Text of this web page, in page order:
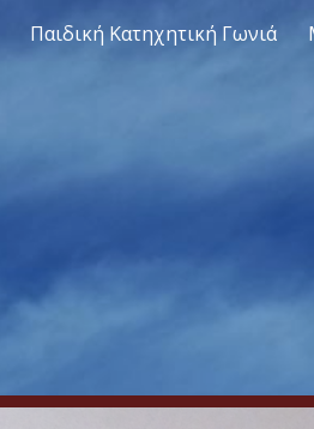
Παιδική Κατηχητική Γωνιά